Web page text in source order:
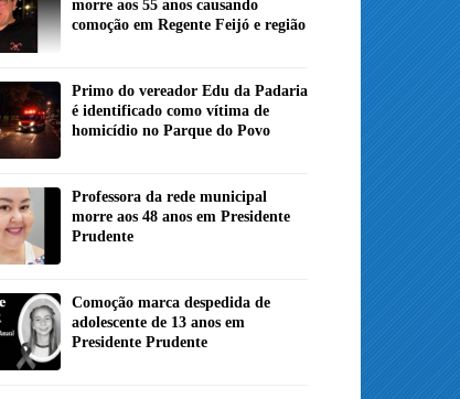
morre aos 55 anos causando
comoção em Regente Feijó e região
Primo do vereador Edu da Padaria
é identificado como vítima de
homicídio no Parque do Povo
Professora da rede municipal
morre aos 48 anos em Presidente
Prudente
Comoção marca despedida de
adolescente de 13 anos em
Presidente Prudente